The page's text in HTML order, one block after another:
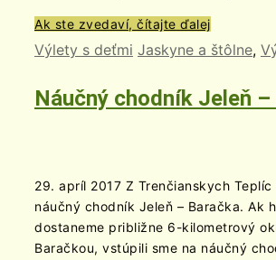
Ak ste zvedaví, čítajte ďalej
Výlety s deťmi Jaskyne a štôlne,
Náučný chodník Jeleň
29. apríl 2017 Z Trenčianskych
náučný chodník Jeleň – Baračka. Ak
dostaneme približne 6-kilometrový
Baračkou, vstúpili sme na náučný